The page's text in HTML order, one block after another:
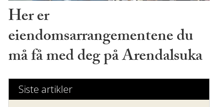
Her er
eiendomsarrangementene du
må få med deg på Arendalsuka
Siste artikler